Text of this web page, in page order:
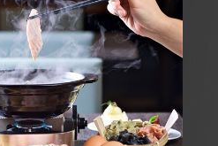
疫力、有益呼吸系統的能量
，清爽茶樹香氣也能在最近